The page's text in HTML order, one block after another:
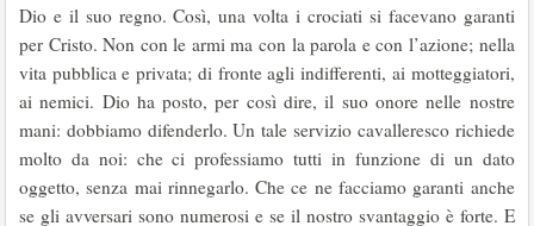
Dio e il suo regno. Così, una volta i crociati si facevano garanti
per Cristo. Non con le armi ma con la parola e con l’azione; nella
vita pubblica e privata; di fronte agli indifferenti, ai motteggiatori,
ai nemici. Dio ha posto, per così dire, il suo onore nelle nostre
mani: dobbiamo difenderlo. Un tale ser­vizio cavalleresco richiede
molto da noi: che ci professiamo tutti in funzione di un dato
oggetto, senza mai rinnegarlo. Che ce ne facciamo garanti anche
se gli avversari sono nu­merosi e se il nostro svantaggio è forte. E